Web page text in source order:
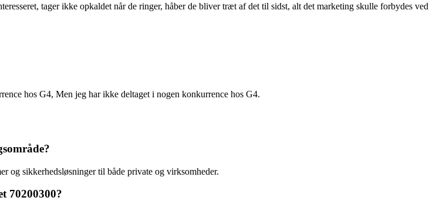
tager ikke opkaldet når de ringer, håber de bliver træt af det til sidst, alt det marketing skulle forbydes ved
hos G4, Men jeg har ikke deltaget i nogen konkurrence hos G4.
og sikkerhedsløsninger til både private og virksomheder.
70200300?